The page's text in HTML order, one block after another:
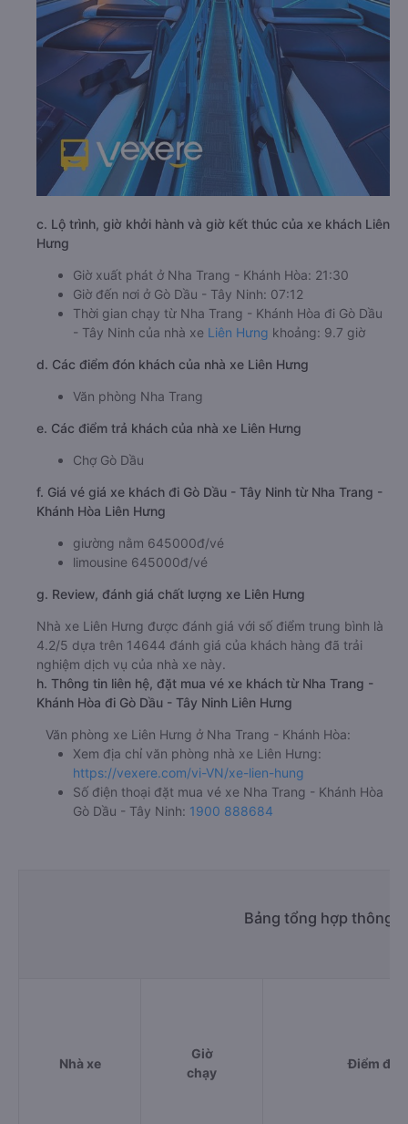
c. Lộ trình, giờ khởi hành và giờ kết thúc của xe khách Liên
Hưng
Giờ xuất phát ở Nha Trang - Khánh Hòa: 21:30
Giờ đến nơi ở Gò Dầu - Tây Ninh: 07:12
Thời gian chạy từ Nha Trang - Khánh Hòa đi Gò Dầu
- Tây Ninh của nhà xe Liên Hưng khoảng: 9.7 giờ
d. Các điểm đón khách của nhà xe Liên Hưng
Văn phòng Nha Trang
e. Các điểm trả khách của nhà xe Liên Hưng
Chợ Gò Dầu
f. Giá vé giá xe khách đi Gò Dầu - Tây Ninh từ Nha Trang -
Khánh Hòa Liên Hưng
giường nằm 645000đ/vé
limousine 645000đ/vé
g. Review, đánh giá chất lượng xe Liên Hưng
Nhà xe Liên Hưng được đánh giá với số điểm trung bình là
4.2/5 dựa trên 14644 đánh giá của khách hàng đã trải
nghiệm dịch vụ của nhà xe này.
h. Thông tin liên hệ, đặt mua vé xe khách từ Nha Trang -
Khánh Hòa đi Gò Dầu - Tây Ninh Liên Hưng
Văn phòng xe Liên Hưng ở Nha Trang - Khánh Hòa:
Xem địa chỉ văn phòng nhà xe Liên Hưng:
https://vexere.com/vi-VN/xe-lien-hung
Số điện thoại đặt mua vé xe Nha Trang - Khánh Hòa
Gò Dầu - Tây Ninh: 1900 888684
Bảng tổng hợp thông
Nhà xe
Giờ
chạy
Điểm đi